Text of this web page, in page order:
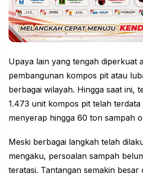
Upaya lain yang tengah diperkuat
pembangunan kompos pit atau
berbagai wilayah. Hingga saat ini,
1.473 unit kompos pit telah
menyerap hingga 60 ton sampah
Meski berbagai langkah telah
mengaku, persoalan sampah
teratasi. Tantangan semakin besar